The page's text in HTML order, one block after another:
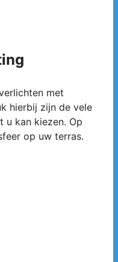
met
hierbij zijn de vele
u kan kiezen. Op
op uw terras.